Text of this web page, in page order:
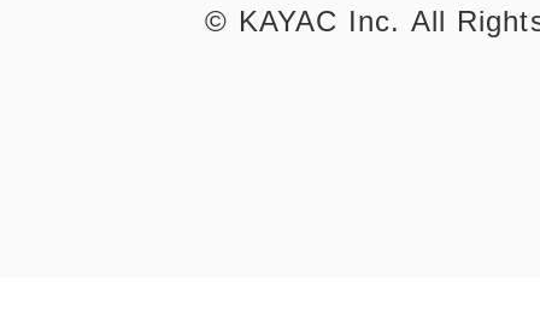
©︎ KAYAC Inc. All